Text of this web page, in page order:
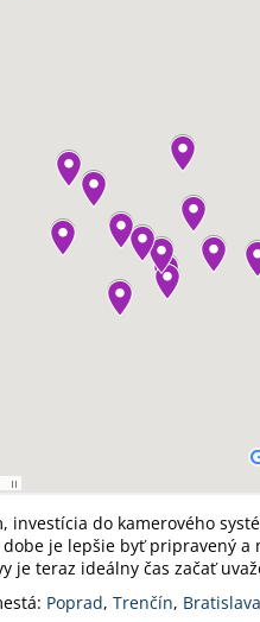
investícia do kamerového
je lepšie byť pripravený a
je teraz ideálny čas začať
Poprad, Trenčín, Bratislava